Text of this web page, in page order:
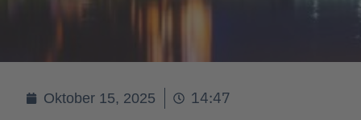
Oktober 15, 2025 14:47